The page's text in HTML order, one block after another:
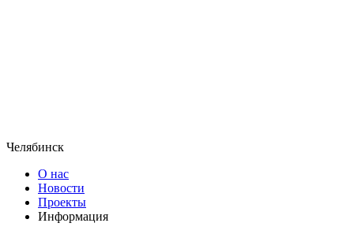
Челябинск
О нас
Новости
Проекты
Информация